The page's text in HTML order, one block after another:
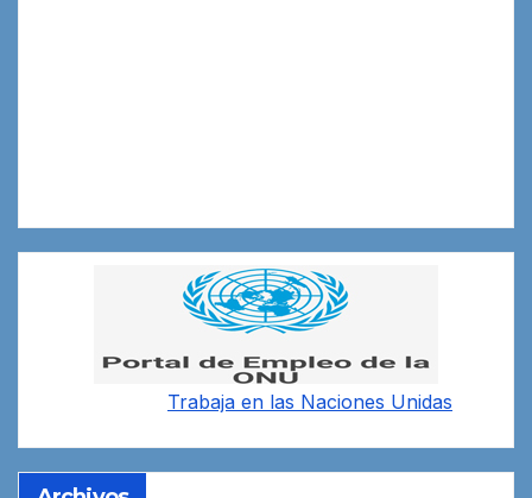
Trabaja en las Naciones Unidas